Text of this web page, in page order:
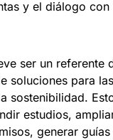
y el diálogo
ser un referente
soluciones para
sostenibilidad.
estudios,
generar